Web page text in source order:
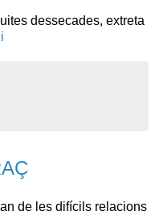
dessecades, extreta
de les difícils relacions